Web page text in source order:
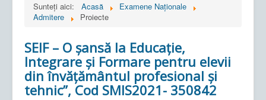
Sunteți aici:
Acasă
Examene Naționale
Admitere
Proiecte
SEIF – O șansă la Educație,
Integrare și Formare pentru elevii
din învățământul profesional și
tehnic”, Cod SMIS2021- 350842